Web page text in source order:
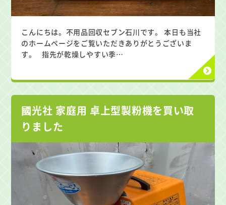
こんにちは。不用品回収セブン石川です。 本日も当社
のホームページをご覧いただきありがとうございま
す。 指先が乾燥しやすい季…
國光社 家庭用 卓上型製粉機を買い取
りました